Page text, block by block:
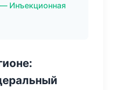
Инъекционная